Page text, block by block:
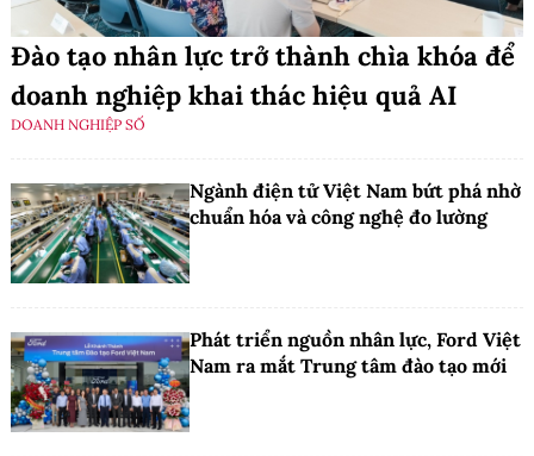
Đào tạo nhân lực trở thành chìa khóa để
doanh nghiệp khai thác hiệu quả AI
DOANH NGHIỆP SỐ
Ngành điện tử Việt Nam bứt phá nhờ
chuẩn hóa và công nghệ đo lường
Phát triển nguồn nhân lực, Ford Việt
Nam ra mắt Trung tâm đào tạo mới